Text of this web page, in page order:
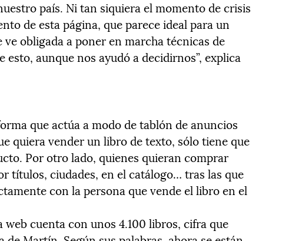
país. Ni tan siquiera el momento de crisis
de esta página, que parece ideal para un
obligada a poner en marcha técnicas de
esto, aunque nos ayudó a decidirnos”, explica
que actúa a modo de tablón de anuncios
quiera vender un libro de texto, sólo tiene que
Por otro lado, quienes quieran comprar
títulos, ciudades, en el catálogo… tras las que
con la persona que vende el libro en el
cuenta con unos 4.100 libros, cifra que